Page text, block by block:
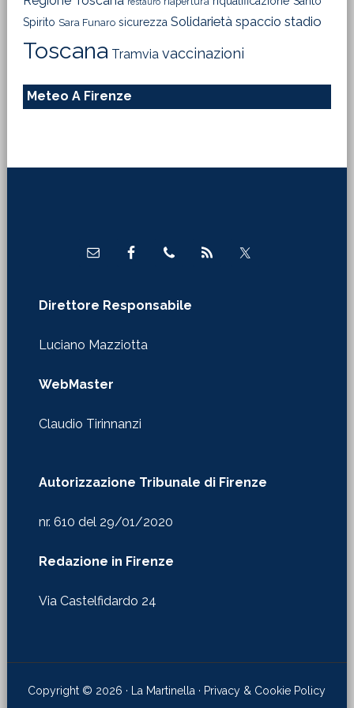
Spirito Sara Funaro sicurezza Solidarietà spaccio stadio
Toscana Tramvia vaccinazioni
Meteo A Firenze
Direttore Responsabile
Luciano Mazziotta
WebMaster
Claudio Tirinnanzi
Autorizzazione Tribunale di Firenze
nr. 610 del 29/01/2020
Redazione in Firenze
Via Castelfidardo 24
Copyright © 2026 · La Martinella · Privacy & Cookie Policy